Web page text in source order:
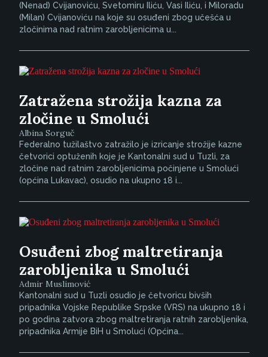
(Nenad) Cvijanoviću, Svetomiru Iliću, Vasi Iliću, i Miloradu
(Milan) Cvijanoviću na koje su osuđeni zbog učešća u
zločinima nad ratnim zarobljenicima u...
Zatražena strožija kazna za
zločine u Smolući
Albina Sorguč
Federalno tužilaštvo zatražilo je izricanje strožije kazne
četvorici optuženih koje je Kantonalni sud u Tuzli, za
zločine nad ratnim zarobljenicima počinjene u Smolući
(općina Lukavac), osudio na ukupno 18 i...
Osuđeni zbog maltretiranja
zarobljenika u Smolući
Admir Muslimović
Kantonalni sud u Tuzli osudio je četvoricu bivših
pripadnika Vojske Republike Srpske (VRS) na ukupno 18 i
po godina zatvora zbog maltretiranja ratnih zarobljenika,
pripadnika Armije BiH u Smolući (Općina...